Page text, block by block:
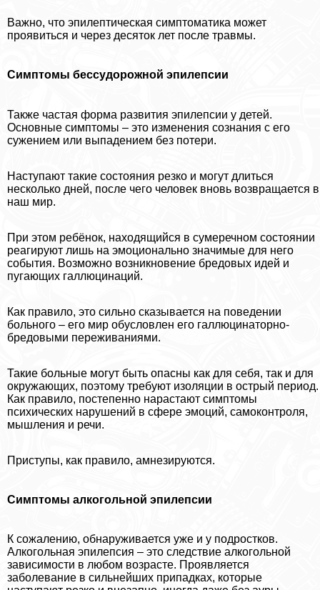
Важно, что эпилептическая симптоматика может
проявиться и через десяток лет после травмы.
Симптомы бессудорожной эпилепсии
Также частая форма развития эпилепсии у детей.
Основные симптомы – это изменения сознания с его
сужением или выпадением без потери.
Наступают такие состояния резко и могут длиться
несколько дней, после чего человек вновь возвращается в
наш мир.
При этом ребёнок, находящийся в сумеречном состоянии
реагируют лишь на эмоционально значимые для него
события. Возможно возникновение бредовых идей и
пугающих галлюцинаций.
Как правило, это сильно сказывается на поведении
больного – его мир обусловлен его галлюцинаторно-
бредовыми переживаниями.
Такие больные могут быть опасны как для себя, так и для
окружающих, поэтому требуют изоляции в острый период.
Как правило, постепенно нарастают симптомы
психических нарушений в сфере эмоций, самоконтроля,
мышления и речи.
Приступы, как правило, амнезируются.
Симптомы алкогольной эпилепсии
К сожалению, обнаруживается уже и у подростков.
Алкогольная эпилепсия – это следствие алкогольной
зависимости в любом возрасте. Проявляется
заболевание в сильнейших припадках, которые